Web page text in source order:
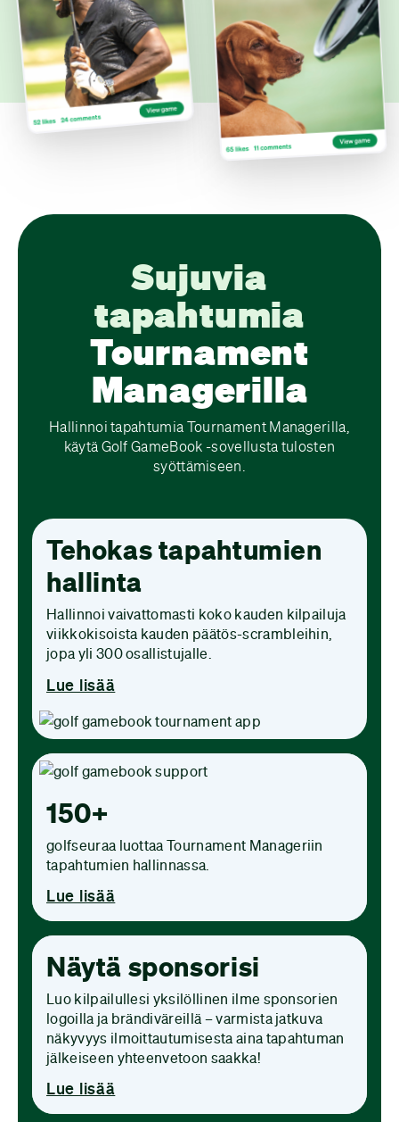
Sujuvia
tapahtumia
Tournament
Managerilla
Hallinnoi tapahtumia Tournament Managerilla,
käytä Golf GameBook -sovellusta tulosten
syöttämiseen.
150+
golfseuraa luottaa Tournament Manageriin
tapahtumien hallinnassa.
Lue lisää
Näytä sponsorisi
Luo kilpailullesi yksilöllinen ilme sponsorien
logoilla ja brändi­väreillä – varmista jatkuva
näkyvyys ilmoit­tau­tumisesta aina tapahtuman
jälkeiseen yhteenvetoon saakka!
Lue lisää
Tehokas tapahtumien
hallinta
Hallinnoi vaivattomasti koko kauden kilpailuja
viikkokisoista kauden päätös-scrambleihin,
jopa yli 300 osallistujalle.
Lue lisää